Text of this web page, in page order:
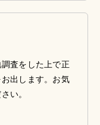
査をした上で正
出します。お気
い。